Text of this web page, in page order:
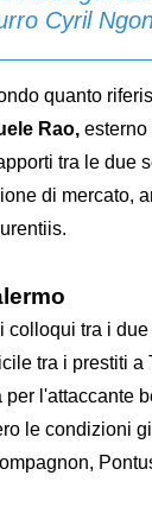
Cyril
quanto
Rao,
tra le due
di mercato,
colloqui tra i
tra i prestiti a
l'attaccante
le condizioni